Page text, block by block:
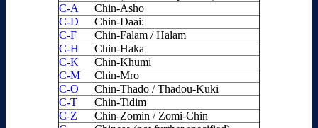
C-A
Chin-Asho
C-D
Chin-Daai:
C-F
Chin-Falam / Halam
C-H
Chin-Haka
C-K
Chin-Khumi
C-M
Chin-Mro
C-O
Chin-Thado / Thadou-Kuki
C-T
Chin-Tidim
C-Z
Chin-Zomin / Zomi-Chin